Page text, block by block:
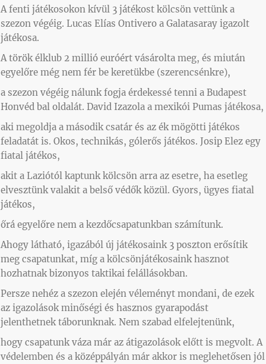
A fenti játékosokon kívül 3 játékost kölcsön vettünk a
szezon végéig. Lucas Elías Ontivero a Galatasaray igazolt
játékosa.
A török élklub 2 millió euróért vásárolta meg, és miután
egyelőre még nem fér be keretükbe (szerencsénkre),
a szezon végéig nálunk fogja érdekessé tenni a Budapest
Honvéd bal oldalát. David Izazola a mexikói Pumas játékosa,
aki megoldja a második csatár és az ék mögötti játékos
feladatát is. Okos, technikás, gólerős játékos. Josip Elez egy
fiatal játékos,
akit a Laziótól kaptunk kölcsön arra az esetre, ha esetleg
elvesztünk valakit a belső védők közül. Gyors, ügyes fiatal
játékos,
őrá egyelőre nem a kezdőcsapatunkban számítunk.
Ahogy látható, igazából új játékosaink 3 poszton erősítik
meg csapatunkat, míg a kölcsönjátékosaink hasznot
hozhatnak bizonyos taktikai felállásokban.
Persze nehéz a szezon elején véleményt mondani, de ezek
az igazolások minőségi és hasznos gyarapodást
jelenthetnek táborunknak. Nem szabad elfelejtenünk,
hogy csapatunk váza már az átigazolások előtt is megvolt. A
védelemben és a középpályán már akkor is meglehetősen jól